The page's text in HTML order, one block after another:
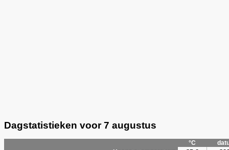
Dagstatistieken voor 7 augustus
°C